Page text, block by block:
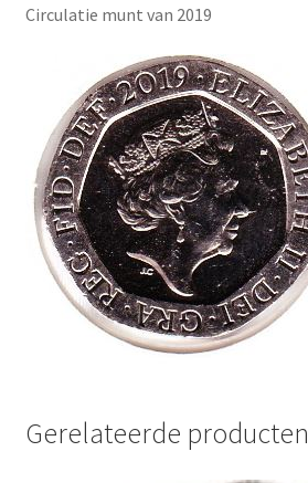
Circulatie munt van 2019
Gerelateerde producten